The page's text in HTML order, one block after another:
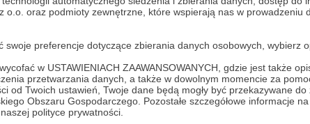
o.o. oraz podmioty zewnętrzne, które wspierają nas w prowadzeniu
preferencje dotyczące zbierania danych osobowych, wybierz
w USTAWIENIACH ZAAWANSOWANYCH, gdzie jest także
przetwarzania danych, a także w dowolnym momencie za
od Twoich ustawień, Twoje dane będą mogły być przekazywane
Obszaru Gospodarczego. Pozostałe szczegółowe informacje
polityce prywatności.